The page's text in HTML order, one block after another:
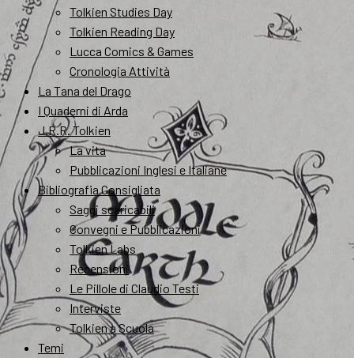
Tolkien Studies Day
Tolkien Reading Day
Lucca Comics & Games
Cronologia Attività
La Tana del Drago
I Quaderni di Arda
J.R.R. Tolkien
La vita
Pubblicazioni Inglesi e Italiane
Bibliografia Consigliata
Saggi scaricabili
Convegni e Pubblicazioni
Tolkien Labs
Recensioni
Le Pillole di Claudio Testi
Interviste
Tolkien a Scuola
Temi